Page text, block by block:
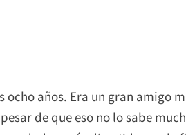
ocho años. Era un gran amigo
de que eso no lo sabe